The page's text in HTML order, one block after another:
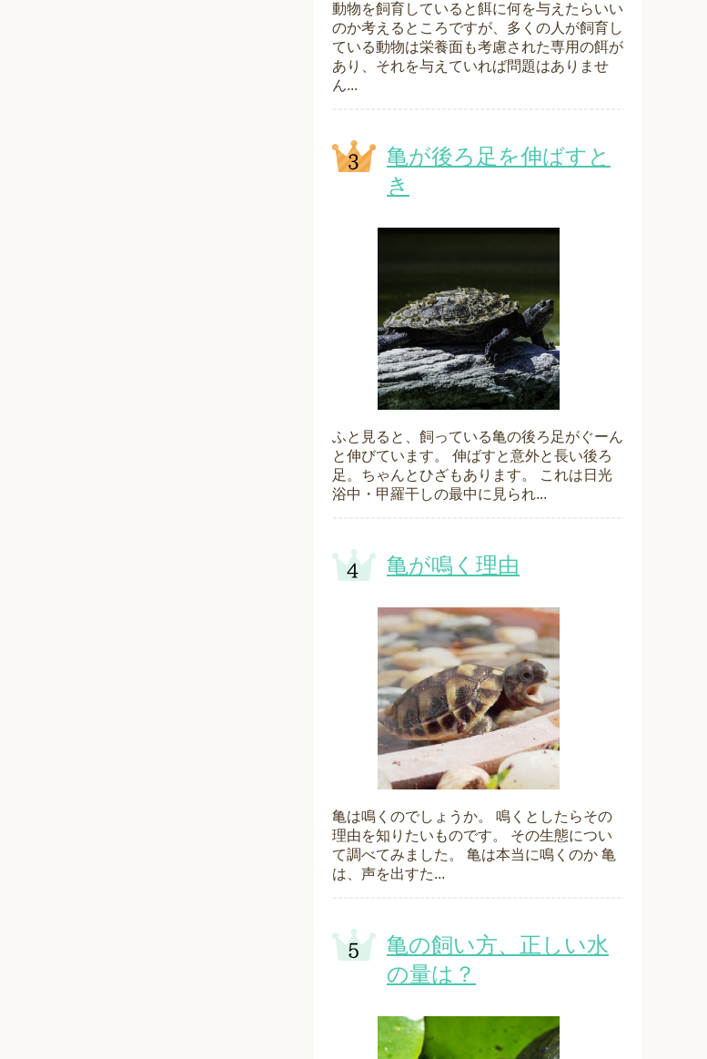
動物を飼育していると餌に何を与えたらいい
のか考えるところですが、多くの人が飼育し
ている動物は栄養面も考慮された専用の餌が
あり、それを与えていれば問題はありませ
ん...
亀が後ろ足を伸ばすと
き
ふと見ると、飼っている亀の後ろ足がぐーん
と伸びています。 伸ばすと意外と長い後ろ
足。ちゃんとひざもあります。 これは日光
浴中・甲羅干しの最中に見られ...
亀が鳴く理由
亀は鳴くのでしょうか。 鳴くとしたらその
理由を知りたいものです。 その生態につい
て調べてみました。 亀は本当に鳴くのか 亀
は、声を出すた...
亀の飼い方、正しい水
の量は？